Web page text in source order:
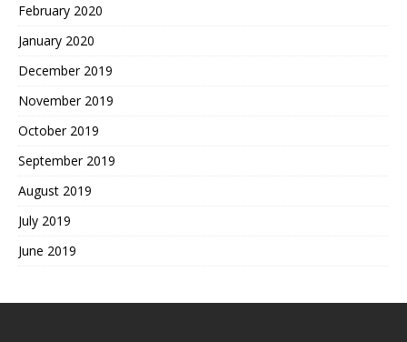
February 2020
January 2020
December 2019
November 2019
October 2019
September 2019
August 2019
July 2019
June 2019